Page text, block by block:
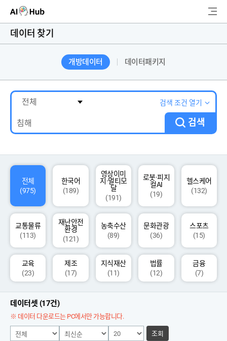
AI-Hub
AI 데이터찾기
AI 허브소개
AI 개발지원
고객지원
색
데이터 찾기
개방데이터 데이터패키지
검색 조건 열기
검색
전체
(975)
한국어
(189)
영상이미
지·멀티모
달
(191)
로봇·피지
컬AI
(19)
헬스케어
(132)
교통물류
(113)
재난안전
환경
(121)
농축수산
(89)
문화관광
(36)
스포츠
(15)
교육
(23)
제조
(17)
지식재산
(11)
법률
(12)
금융
(7)
데이터셋 (17건)
※ 데이터 다운로드는 PC에서만 가능합니다.
조회